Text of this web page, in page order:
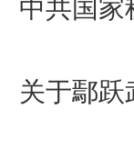
中共国家
关于鄢跃